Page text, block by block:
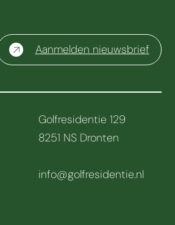
Aanmelden nieuwsbrief
Golfresidentie 129
8251 NS Dronten
info@golfresidentie.nl